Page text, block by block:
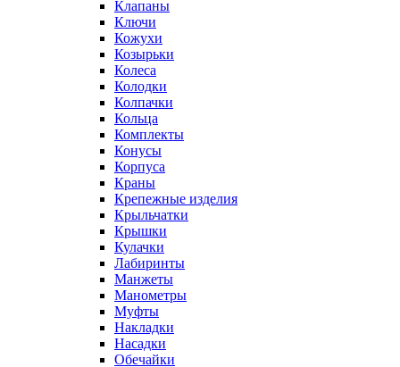
Клапаны
Ключи
Кожухи
Козырьки
Колеса
Колодки
Колпачки
Кольца
Комплекты
Конусы
Корпуса
Краны
Крепежные изделия
Крыльчатки
Крышки
Кулачки
Лабиринты
Манжеты
Манометры
Муфты
Накладки
Насадки
Обечайки